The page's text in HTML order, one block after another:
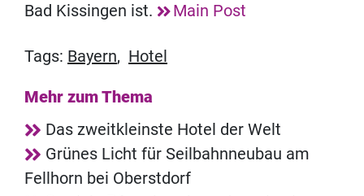
Bad Kissingen ist.
Main Post
Tags: Bayern, Hotel
Mehr zum Thema
Das zweitkleinste Hotel der Welt
Grünes Licht für Seilbahnneubau am
Fellhorn bei Oberstdorf